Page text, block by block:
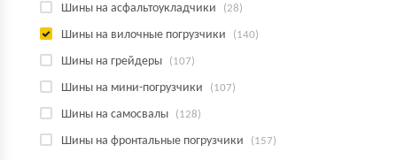
Шины на асфальтоукладчики (28)
Шины на вилочные погрузчики (140)
Шины на грейдеры (107)
Шины на мини-погрузчики (107)
Шины на самосвалы (128)
Шины на фронтальные погрузчики (157)